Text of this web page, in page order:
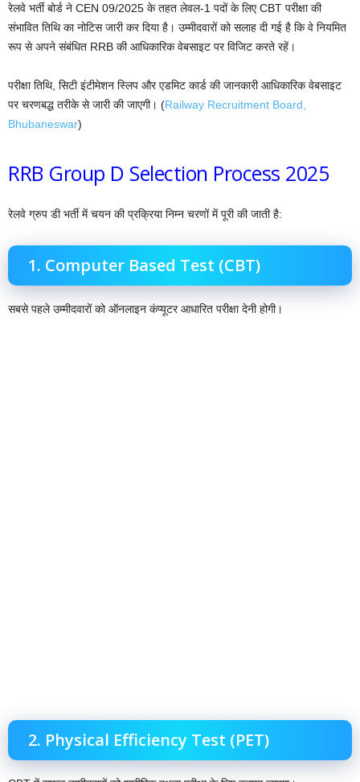
रेलवे भर्ती बोर्ड ने CEN 09/2025 के तहत लेवल-1 पदों के लिए CBT परीक्षा की
संभावित तिथि का नोटिस जारी कर दिया है। उम्मीदवारों को सलाह दी गई है कि वे नियमित
रूप से अपने संबंधित RRB की आधिकारिक वेबसाइट पर विजिट करते रहें।
परीक्षा तिथि, सिटी इंटीमेशन स्लिप और एडमिट कार्ड की जानकारी आधिकारिक वेबसाइट
पर चरणबद्ध तरीके से जारी की जाएगी। (Railway Recruitment Board,
Bhubaneswar)
RRB Group D Selection Process 2025
रेलवे ग्रुप डी भर्ती में चयन की प्रक्रिया निम्न चरणों में पूरी की जाती है:
1. Computer Based Test (CBT)
सबसे पहले उम्मीदवारों को ऑनलाइन कंप्यूटर आधारित परीक्षा देनी होगी।
2. Physical Efficiency Test (PET)